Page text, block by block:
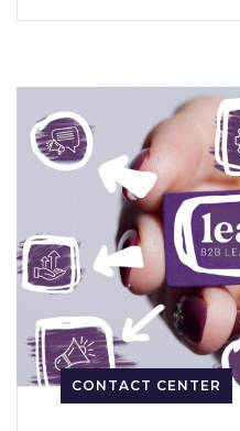
CONTACT CENTER